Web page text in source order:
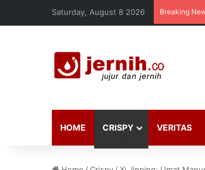
Saturday, August 8 2026 Breaking
HOME CRISPY VERITAS